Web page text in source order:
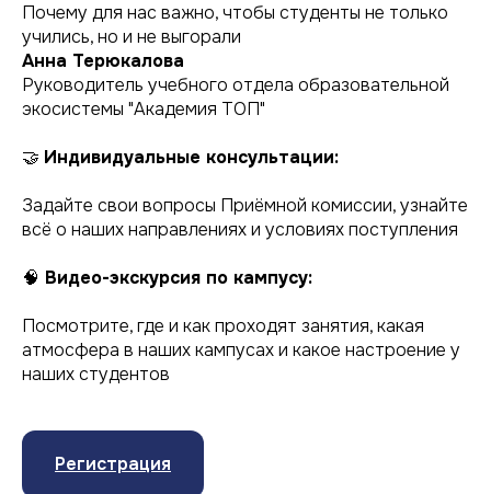
Почему для нас важно, чтобы студенты не только
учились, но и не выгорали
Анна Терюкалова
Руководитель учебного отдела образовательной
экосистемы "Академия ТОП"
🤝 Индивидуальные консультации:
Задайте свои вопросы Приёмной комиссии, узнайте
всё о наших направлениях и условиях поступления
🧠 Видео-экскурсия по кампусу:
Посмотрите, где и как проходят занятия, какая
атмосфера в наших кампусах и какое настроение у
наших студентов
Регистрация